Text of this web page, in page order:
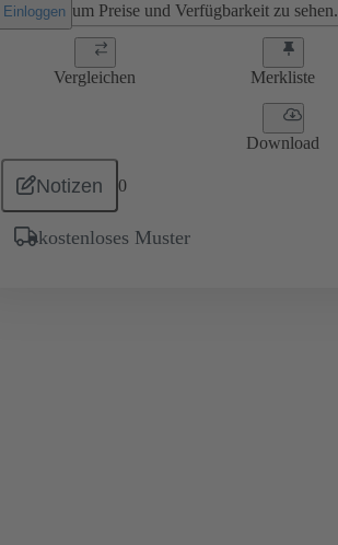
Einloggen um Preise und Verfügbarkeit zu sehen.
Vergleichen Merkliste
Download
Notizen 0
kostenloses Muster